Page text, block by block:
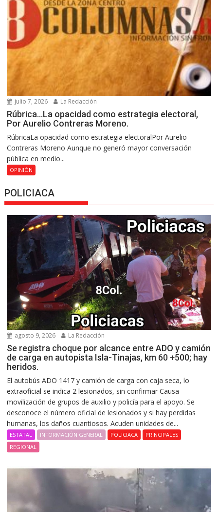
julio 7, 2026 La Redacción
Rúbrica…La opacidad como estrategia electoral,
Por Aurelio Contreras Moreno.
RúbricaLa opacidad como estrategia electoralPor Aurelio
Contreras Moreno Aunque no generó mayor conversación
pública en medio...
OPINIÓN
POLICIACA
agosto 9, 2026 La Redacción
Se registra choque por alcance entre ADO y camión
de carga en autopista Isla-Tinajas, km 60 +500; hay
heridos.
El autobús ADO 1417 y camión de carga con caja seca, lo
extraoficial se indica 2 lesionados, sin confirmar Causa
movilización de grupos de auxilio y policía para el apoyo. Se
desconoce el número oficial de lesionados y si hay perdidas
humanas, los daños cuantiosos. Acuden unidades de...
ESTATAL INFORMACIÓN GENERAL POLICIACA
PRINCIPALES
REGIONAL